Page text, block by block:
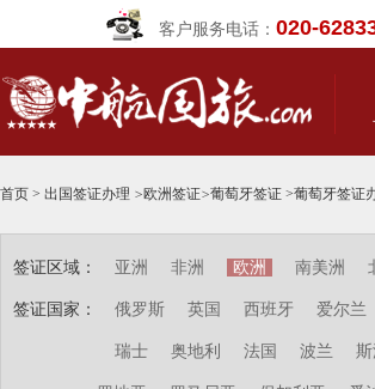
客户服务电话： 020-
首页 > 出国签证办理 >欧洲签证>葡萄牙签证 >葡萄牙签证
签证区域：
签证国家：
亚洲 非洲 欧洲 南美洲
俄罗斯 英国 西班牙 爱尔兰
瑞士 奥地利 法国 波兰